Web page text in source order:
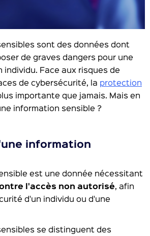
sont des données dont
de graves dangers pour une
individu. Face aux risques de
de cybersécurité, la protection
importante que jamais. Mais en
information sensible ?
information
est une donnée nécessitant
l'accès non autorisé, afin
d'un individu ou d'une
se distinguent des